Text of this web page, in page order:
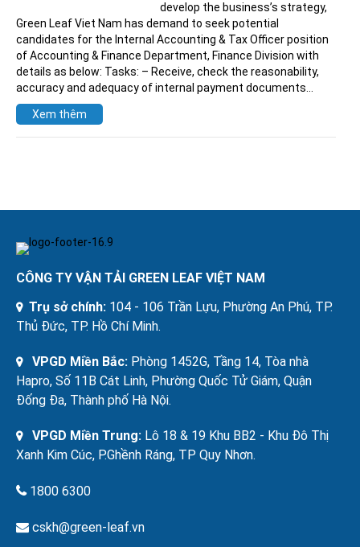
develop the business’s strategy,
Green Leaf Viet Nam has demand to seek potential
candidates for the Internal Accounting & Tax Officer position
of Accounting & Finance Department, Finance Division with
details as below: Tasks: – Receive, check the reasonability,
accuracy and adequacy of internal payment documents…
Xem thêm
CÔNG TY VẬN TẢI GREEN LEAF VIỆT NAM
Trụ sở chính: 104 - 106 Trần Lựu, Phường An Phú, TP.
Thủ Đức, TP. Hồ Chí Minh.
VPGD Miền Bắc: Phòng 1452G, Tầng 14, Tòa nhà
Hapro, Số 11B Cát Linh, Phường Quốc Tử Giám, Quận
Đống Đa, Thành phố Hà Nội.
VPGD Miền Trung: Lô 18 & 19 Khu BB2 - Khu Đô Thị
Xanh Kim Cúc, P.Ghềnh Ráng, TP Quy Nhơn.
1800 6300
cskh@green-leaf.vn